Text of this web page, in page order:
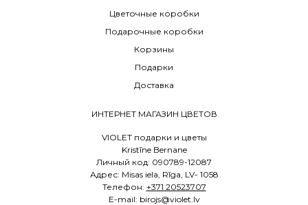
Цветочные коробки
Подарочные коробки
Корзины
Подарки
Доставка
ИНТЕРНЕТ МАГАЗИН ЦВЕТОВ
VIOLET подарки и цветы
Kristīne Bernane
Личный код: 090789-12087
Адрес: Misas iela, Rīga, LV- 1058
Телефон: +371 20523707
E-mail: birojs@violet.lv